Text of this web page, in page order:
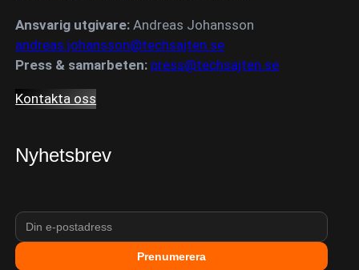
Ansvarig utgivare: Andreas Johansson
andreas.johansson@techsajten.se
Press & samarbeten: press@techsajten.se
Kontakta oss
Nyhetsbrev
Prenumerera